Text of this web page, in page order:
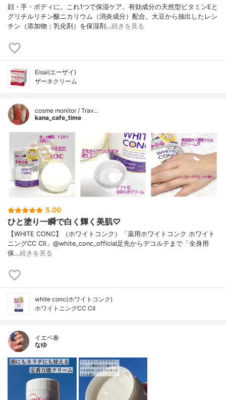
顔・手・ボディに。これ1つで保湿ケア。有効成分の天然型ビタミンEと
グリチルリチン酸ニカリウム（消炎成分）配合。大豆から抽出したレシ
チン（添加物；乳化剤）を保湿剤…続きを見る
Eisai(エーザイ)
ザーネクリーム
cosme monitor / Trav…
kana_cafe_time
5.00
ひと塗り一瞬で白く輝く美肌♡
【WHITE CONC】（ホワイトコンク）「薬用ホワイトコンク ホワイト
ニングCC CⅡ」@white_conc_official足先からデコルテまで「全身用
保…続きを見る
white conc(ホワイトコンク)
ホワイトニングCC CII
イエベ春
なゆ